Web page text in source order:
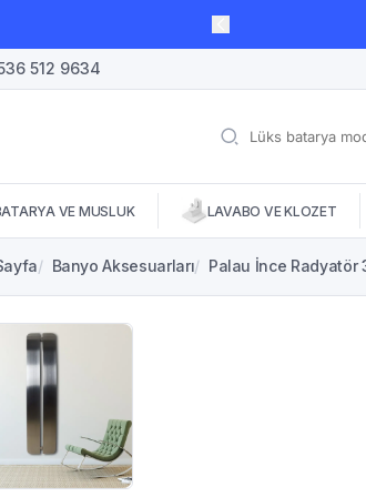
512 9634
VE MUSLUK LAVABO VE KLOZET
/ Banyo Aksesuarları/ Palau İnce Radyatör